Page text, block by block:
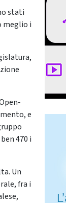
stati
meglio i
e
470 i
Un
fra i